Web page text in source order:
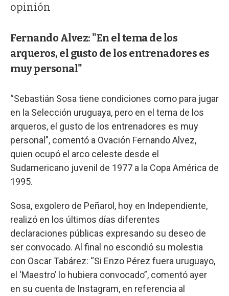
opinión
Fernando Alvez: "En el tema de los
arqueros, el gusto de los entrenadores es
muy personal"
“Sebastián Sosa tiene condiciones como para jugar
en la Selección uruguaya, pero en el tema de los
arqueros, el gusto de los entrenadores es muy
personal”, comentó a Ovación Fernando Alvez,
quien ocupó el arco celeste desde el
Sudamericano juvenil de 1977 a la Copa América de
1995.
Sosa, exgolero de Peñarol, hoy en Independiente,
realizó en los últimos días diferentes
declaraciones públicas expresando su deseo de
ser convocado. Al final no escondió su molestia
con Oscar Tabárez: “Si Enzo Pérez fuera uruguayo,
el ‘Maestro’ lo hubiera convocado”, comentó ayer
en su cuenta de Instagram, en referencia al